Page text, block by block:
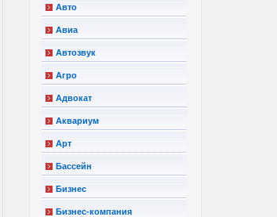
Авто
Авиа
Автозвук
Агро
Адвокат
Аквариум
Арт
Бассейн
Бизнес
Бизнес-компания